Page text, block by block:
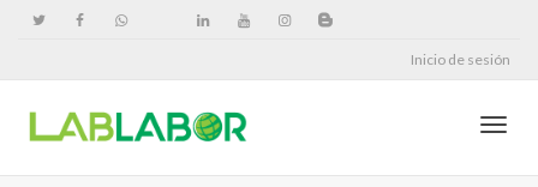
Inicio de sesión